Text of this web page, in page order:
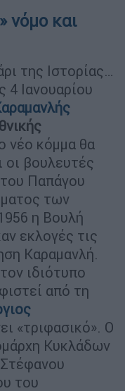
νόμο και
της Ιστορίας…
4 Ιανουαρίου
νέο κόμμα θα
βουλευτές
του Παπάγου
των
η Βουλή
εκλογές τις
Καραμανλή.
ιδιότυπο
από τη
«τριφασικό». Ο
Κυκλάδων
του